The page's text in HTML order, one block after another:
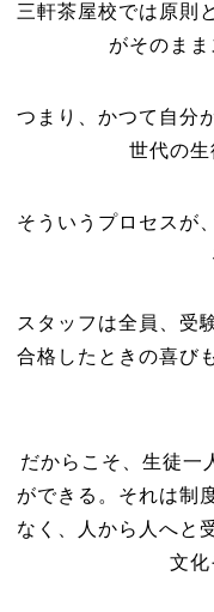
三軒茶屋校では原則
がそのまま
つまり、かつて自分
世代の生
そういうプロセスが
スタッフは全員、受
合格したときの喜び
だからこそ、生徒一
ができる。それは制
なく、人から人へと
文化